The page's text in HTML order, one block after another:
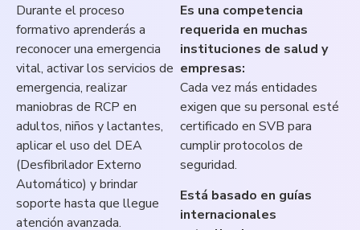
Durante el proceso
formativo aprenderás a
reconocer una emergencia
vital, activar los servicios de
emergencia, realizar
maniobras de RCP en
adultos, niños y lactantes,
aplicar el uso del DEA
(Desfibrilador Externo
Automático) y brindar
soporte hasta que llegue
atención avanzada.
Es una competencia
requerida en muchas
instituciones de salud y
empresas:
Cada vez más entidades
exigen que su personal esté
certificado en SVB para
cumplir protocolos de
seguridad.
Está basado en guías
internacionales